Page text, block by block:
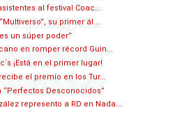
al festival Coac...
su primer ál...
un súper poder”
en romper récord Guin...
¡Está en el primer lugar!
el premio en los Tur...
Desconocidos”
represento a RD en Nada...